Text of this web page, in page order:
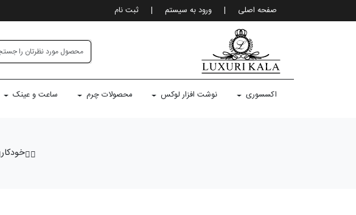
صفحه اصلی | ورود به سيستم | ثبت نام
اکسسوری نوشت افزار لوکس محصولات چرم ساعت و عینک
خودکار